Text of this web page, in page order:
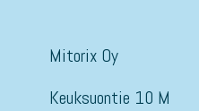
Mitorix Oy
Keuksuontie 10 M